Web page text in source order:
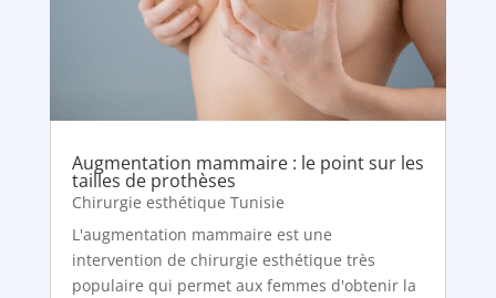
Augmentation mammaire : le point sur les
tailles de prothèses
Chirurgie esthétique Tunisie
L'augmentation mammaire est une
intervention de chirurgie esthétique très
populaire qui permet aux femmes d'obtenir la